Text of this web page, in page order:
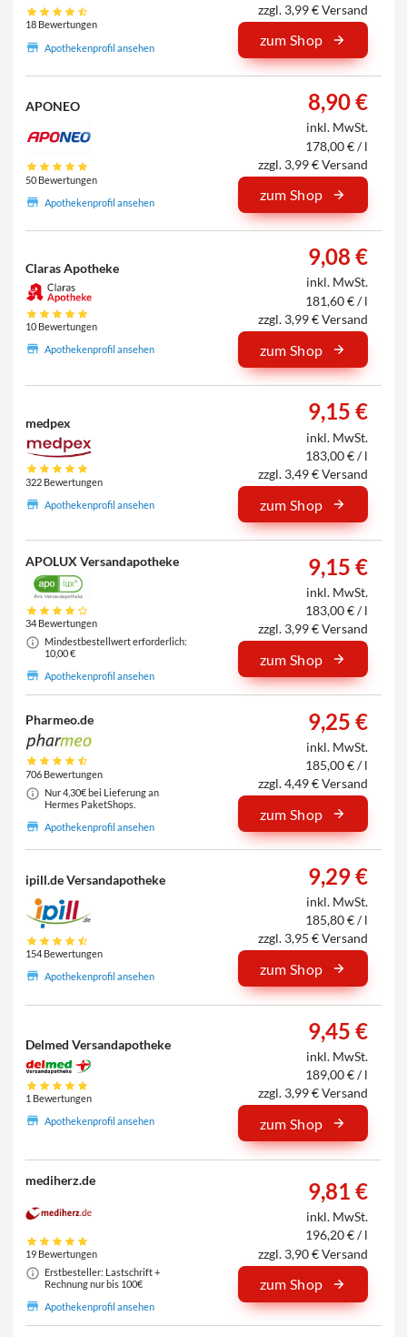
18 Bewertungen
Apothekenprofil ansehen
zzgl. 3,99 € Versand
zum Shop
APONEO
50 Bewertungen
Apothekenprofil ansehen
8,90 €
inkl. MwSt.
178,00 € / l
zzgl. 3,99 € Versand
zum Shop
Claras Apotheke
10 Bewertungen
Apothekenprofil ansehen
9,08 €
inkl. MwSt.
181,60 € / l
zzgl. 3,99 € Versand
zum Shop
medpex
322 Bewertungen
Apothekenprofil ansehen
9,15 €
inkl. MwSt.
183,00 € / l
zzgl. 3,49 € Versand
zum Shop
APOLUX Versandapotheke
34 Bewertungen
Mindestbestellwert erforderlich:
10,00 €
Apothekenprofil ansehen
9,15 €
inkl. MwSt.
183,00 € / l
zzgl. 3,99 € Versand
zum Shop
Pharmeo.de
706 Bewertungen
Nur 4,30€ bei Lieferung an
Hermes PaketShops.
Apothekenprofil ansehen
9,25 €
inkl. MwSt.
185,00 € / l
zzgl. 4,49 € Versand
zum Shop
ipill.de Versandapotheke
154 Bewertungen
Apothekenprofil ansehen
9,29 €
inkl. MwSt.
185,80 € / l
zzgl. 3,95 € Versand
zum Shop
Delmed Versandapotheke
1 Bewertungen
Apothekenprofil ansehen
9,45 €
inkl. MwSt.
189,00 € / l
zzgl. 3,99 € Versand
zum Shop
mediherz.de
19 Bewertungen
Erstbesteller: Lastschrift +
Rechnung nur bis 100€
Apothekenprofil ansehen
9,81 €
inkl. MwSt.
196,20 € / l
zzgl. 3,90 € Versand
zum Shop